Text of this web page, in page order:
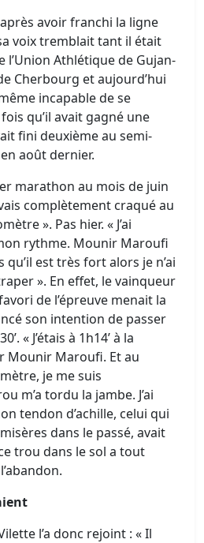
avoir franchi la ligne
voix tremblait tant il était
l’Union Athlétique de Gujan-
Cherbourg et aujourd’hui
incapable de se
qu’il avait gagné une
fini deuxième au semi-
août dernier.
marathon au mois de juin
complètement craqué au
». Pas hier. « J’ai
rythme. Mounir Maroufi
est très fort alors je n’ai
». En effet, le vainqueur
de l’épreuve menait la
son intention de passer
« J’étais à 1h14’ à la
Mounir Maroufi. Et au
je me suis
m’a tordu la jambe. J’ai
tendon d’achille, celui qui
dans le passé, avait
trou dans le sol a tout
l’a donc rejoint : « Il